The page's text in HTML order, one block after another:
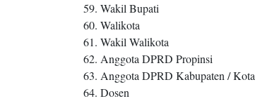
59. Wakil Bupati
60. Walikota
61. Wakil Walikota
62. Anggota DPRD Propinsi
63. Anggota DPRD Kabupaten / Kota
64. Dosen